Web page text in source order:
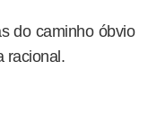
do caminho óbvio
racional.